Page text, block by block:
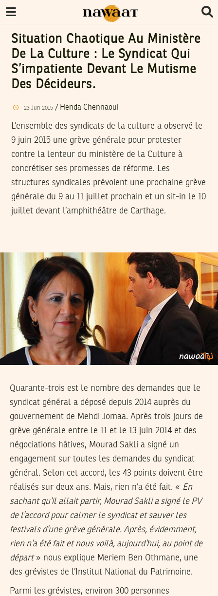
Situation Chaotique Au Ministère
De La Culture : Le Syndicat Qui
S’impatiente Devant Le Mutisme
Des Décideurs.
23 Jun 2015/ Henda Chennaoui
L’ensemble des syndicats de la culture a observé le
9 juin 2015 une grève générale pour protester
contre la lenteur du ministère de la Culture à
concrétiser ses promesses de réforme. Les
structures syndicales prévoient une prochaine grève
générale du 9 au 11 juillet prochain et un sit-in le 10
juillet devant l’amphithéâtre de Carthage.
Quarante-trois est le nombre des demandes que le
syndicat général a déposé depuis 2014 auprès du
gouvernement de Mehdi Jomaa. Après trois jours de
grève générale entre le 11 et le 13 juin 2014 et des
négociations hâtives, Mourad Sakli a signé un
engagement sur toutes les demandes du syndicat
général. Selon cet accord, les 43 points doivent être
réalisés sur deux ans. Mais, rien n’a été fait. « En
sachant qu’il allait partir, Mourad Sakli a signé le PV
de l’accord pour calmer le syndicat et sauver les
festivals d’une grève générale. Après, évidemment,
rien n’a été fait et nous voilà, aujourd’hui, au point de
départ» nous explique Meriem Ben Othmane, une
des grévistes de l’Institut National du Patrimoine.
Parmi les grévistes, environ 300 personnes